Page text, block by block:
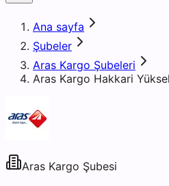
Ana sayfa
Şubeler
Aras Kargo Şubeleri
Aras Kargo Hakkari
Aras Kargo Şubesi